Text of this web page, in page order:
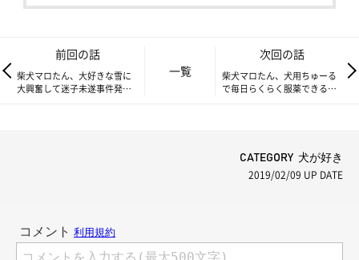
前回の話
柴犬マロたん、大好きな雪に
大興奮して迷子未遂事件発生
一覧
次回の話
柴犬マロたん、犬用ちゅーる
で毎日らくらく服薬できるよ
CATEGORY 犬が好き
2019/02/09 UP DATE